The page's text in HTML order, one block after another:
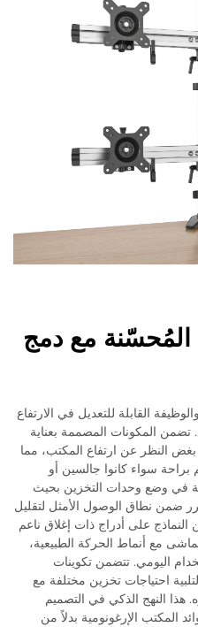
ت Ergonomics المُحسّنة مع دمج
القابلة للتعديل في الارتفاع
المكونات المصممة بعناية
النظر عن ارتفاع المكتب، مما
سواء كانوا جالسين أو
في وضع وحدات التخزين بحيث
ضمن نطاق الوصول الأمثل لتقليل
النماذج على أدراج ذات إغلاق ناعم
مع أنماط الحركة الطبيعية،
اليومي. تتضمن تكوينات
احتياجات تخزين مختلفة مع
هذا النهج الذكي في التصميم
المكتب الإرغونومية بدلاً من